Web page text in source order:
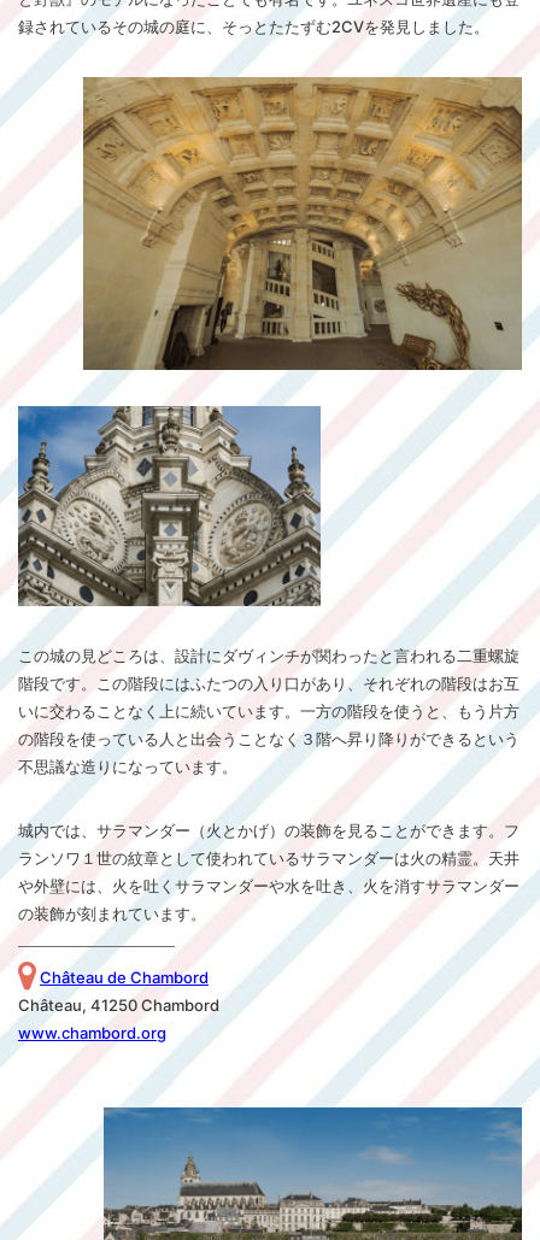
録されているその城の庭に、そっとたたずむ2CVを発見しました。
この城の見どころは、設計にダヴィンチが関わったと言われる二重螺旋
階段です。この階段にはふたつの入り口があり、それぞれの階段はお互
いに交わることなく上に続いています。一方の階段を使うと、もう片方
の階段を使っている人と出会うことなく３階へ昇り降りができるという
不思議な造りになっています。
城内では、サラマンダー（火とかげ）の装飾を見ることができます。フ
ランソワ１世の紋章として使われているサラマンダーは火の精霊。天井
や外壁には、火を吐くサラマンダーや水を吐き、火を消すサラマンダー
の装飾が刻まれています。
Château de Chambord
Château, 41250 Chambord
www.chambord.org